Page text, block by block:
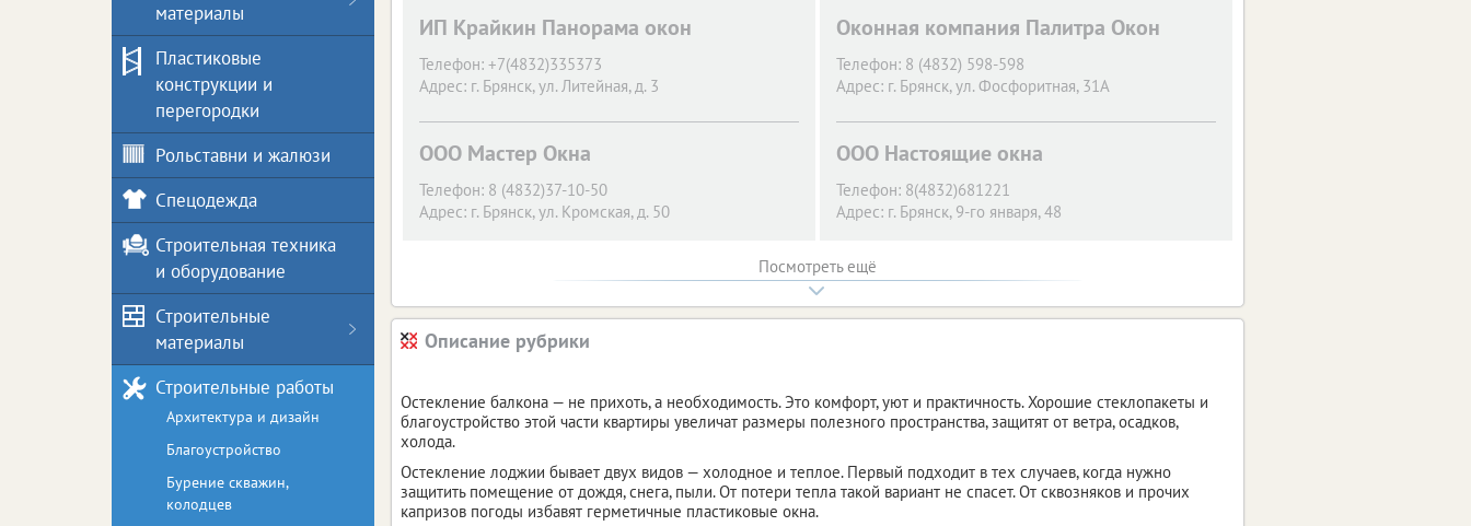
ИП Крайкин Панорама окон
Телефон: +7(4832)335373
Адрес: г. Брянск, ул. Литейная, д. 3
Оконная компания Палитра Окон
Телефон: 8 (4832) 598-598
Адрес: г. Брянск, ул. Фосфоритная, 31А
ООО Мастер Окна
Телефон: 8 (4832)37-10-50
Адрес: г. Брянск, ул. Кромская, д. 50
ООО Настоящие окна
Телефон: 8(4832)681221
Адрес: г. Брянск, 9-го января, 48
Посмотреть ещё
Описание рубрики
Остекление балкона — не прихоть, а необходимость. Это комфорт, уют и практичность. Хорошие стеклопакеты и
благоустройство этой части квартиры увеличат размеры полезного пространства, защитят от ветра, осадков,
холода.
Остекление лоджии бывает двух видов — холодное и теплое. Первый подходит в тех случаев, когда нужно
защитить помещение от дождя, снега, пыли. От потери тепла такой вариант не спасет. От сквозняков и прочих
капризов погоды избавят герметичные пластиковые окна.
материалы
Пластиковые
конструкции и
перегородки
Рольставни и жалюзи
Спецодежда
Строительная техника
и оборудование
Строительные
материалы
Строительные работы
Архитектура и дизайн
Благоустройство
Бурение скважин,
колодцев